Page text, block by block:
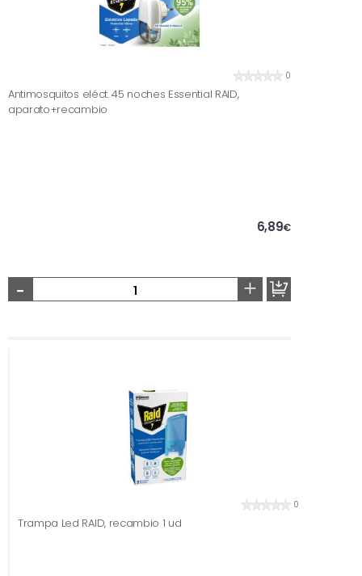
0
Antimosquitos eléct. 45 noches Essential RAID,
aparato+recambio
6,89€
- +
0
Trampa Led RAID, recambio 1 ud